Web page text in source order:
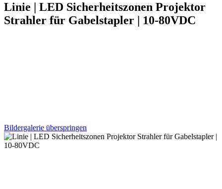
Linie | LED Sicherheitszonen Projektor
Strahler für Gabelstapler | 10-80VDC
Bildergalerie überspringen